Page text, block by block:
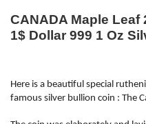
CANADA Maple
1$ Dollar 999 1 Oz
Here is a beautiful special
famous silver bullion coin : The